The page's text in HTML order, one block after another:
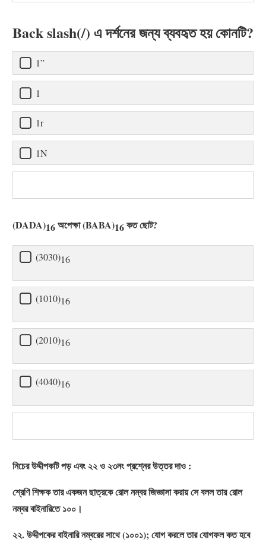
Back slash(/) এ দর্শনের জন্য ব্যবহৃত হয় কোনটি?
1”
1
1r
1N
(DADA)16অপেক্ষা (BABA)16কত ছোট?
(3030)16
(1010)16
(2010)16
(4040)16
নিচের উদ্দীপকটি পড় এবং ২২ ও ২৩নং প্রশ্নের উত্তর দাও :
শ্রেণি শিক্ষক তার একজন ছাত্রকে রোল নম্বর জিজ্ঞাসা করায় সে বলল তার রোল
নম্বর বাইনারিতে ১০০।
২২. উদ্দীপকের বাইনারি নম্বরের সাথে (১০০১); যোগ করলে তার যোগফল কত হবে